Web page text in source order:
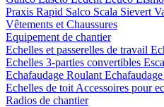
Praxis Rapid Salco Scala Sievert
Vêtements et Chaussures
Equipement de chantier
Echelles et passerelles de travail
Echelles 3-parties convertibles
Echafaudage Roulant
Echelles de toit Accessoires pour
Radios de chantier